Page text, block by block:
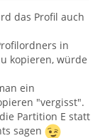
das Profil auch
in
kopieren, würde
ein
"vergisst".
Partition E statt
sagen